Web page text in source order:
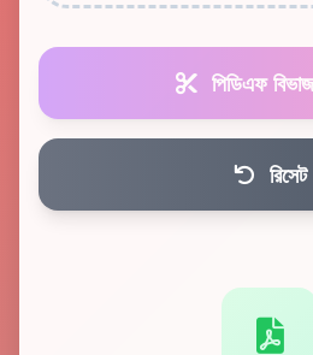
পিডিএফ
রিসেট